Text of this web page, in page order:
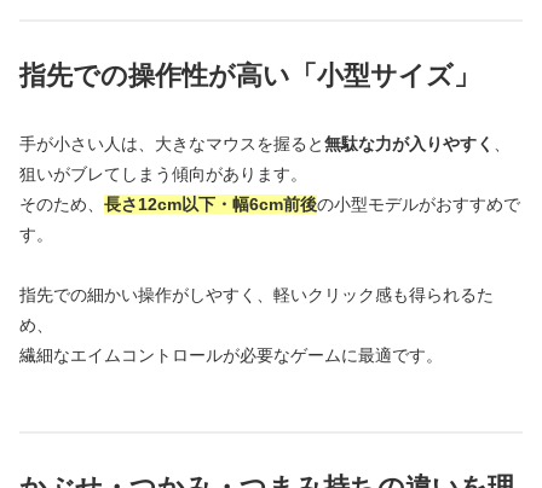
指先での操作性が高い「小型サイズ」
手が小さい人は、大きなマウスを握ると無駄な力が入りやすく
狙いがブレてしまう傾向があります。
そのため、 長さ12cm以下・幅6cm前後の小型モデルがおすすめで
す。
指先での細かい操作がしやすく、軽いクリック感も得られるた
め、
繊細なエイムコントロールが必要なゲームに最適です。